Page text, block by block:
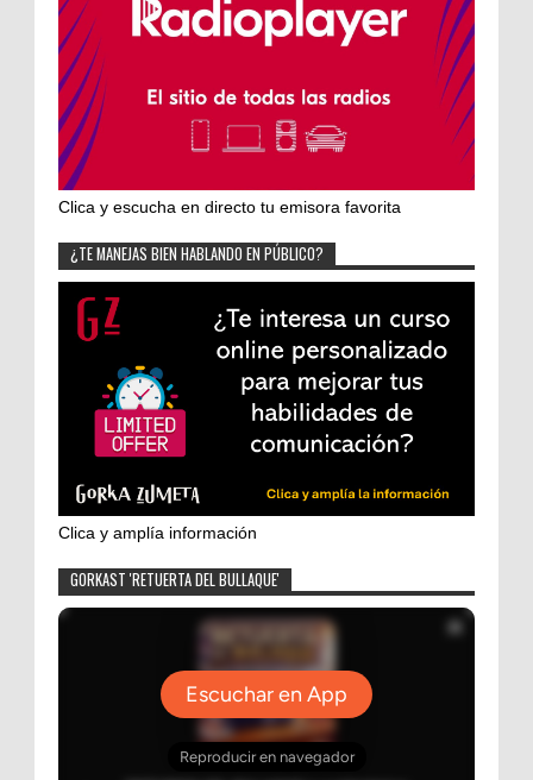
Clica y escucha en directo tu emisora favorita
¿TE MANEJAS BIEN HABLANDO EN PÚBLICO?
Clica y amplía información
GORKAST 'RETUERTA DEL BULLAQUE'